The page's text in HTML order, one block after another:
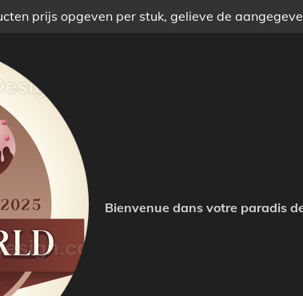
prijs opgeven per stuk, gelieve de
Bienvenue dans votre paradis